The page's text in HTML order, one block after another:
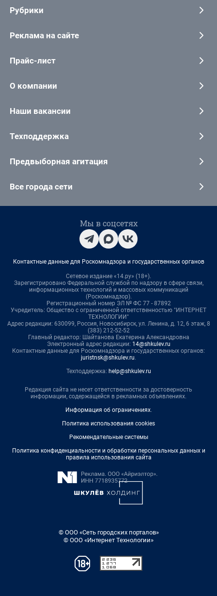
Рубрики
Реклама на сайте
Прайс-лист
О компании
Наши вакансии
Техподдержка
Предвыборная агитация
Все города сети
Мы в соцсетях
Контактные данные для Роскомнадзора и государственных органов
Сетевое издание «14.ру» (18+).
Зарегистрировано Федеральной службой по надзору в сфере связи,
информационных технологий и массовых коммуникаций
(Роскомнадзор).
Регистрационный номер ЭЛ № ФС 77 - 87892
Учредитель: Общество с ограниченной ответственностью "ИНТЕРНЕТ
ТЕХНОЛОГИИ"
Адрес редакции: 630099, Россия, Новосибирск, ул. Ленина, д. 12, 6 этаж, 8
(383) 212-52-52
Главный редактор: Шайтанова Екатерина Александровна
Электронный адрес редакции: 14@shkulev.ru
Контактные данные для Роскомнадзора и государственных органов:
juristnsk@shkulev.ru.
Техподдержка: help@shkulev.ru
Редакция сайта не несет ответственности за достоверность
информации, содержащейся в рекламных объявлениях.
Информация об ограничениях.
Политика использования cookies
Рекомендательные системы
Политика конфиденциальности и обработки персональных данных и
правила использования сайта
© ООО «Сеть городских порталов»
© ООО «Интернет Технологии»